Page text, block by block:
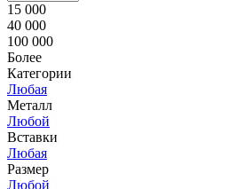
15 000
40 000
100 000
Более
Категории
Любая
Металл
Любой
Вставки
Любая
Размер
Любой